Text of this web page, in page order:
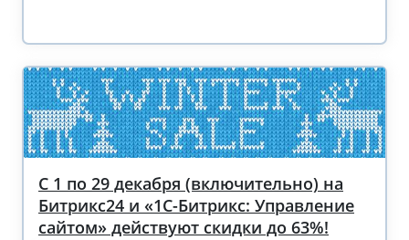
С 1 по 29 декабря (включительно) на
Битрикс24 и «1С-Битрикс: Управление
сайтом» действуют скидки до 63%!